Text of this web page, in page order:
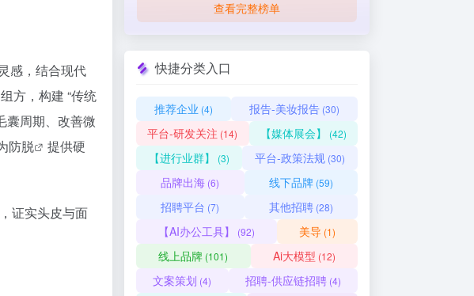
感，结合现代
方，构建 “传统
囊周期、改善微
防脱
提供硬
证实头皮与面
查看完整榜单
快捷分类入口
推荐企业 (4) 报告-美妆报告 (30)
平台-研发关注 (14) 【媒体展会】 (42)
【进行业群】 (3) 平台-政策法规 (30)
品牌出海 (6) 线下品牌(59)
招聘平台 (7) 其他招聘(28)
【AI办公工具】 (92) 美导 (1)
线上品牌 (101) Ai大模型 (12)
文案策划 (4) 招聘-供应链招聘(4)